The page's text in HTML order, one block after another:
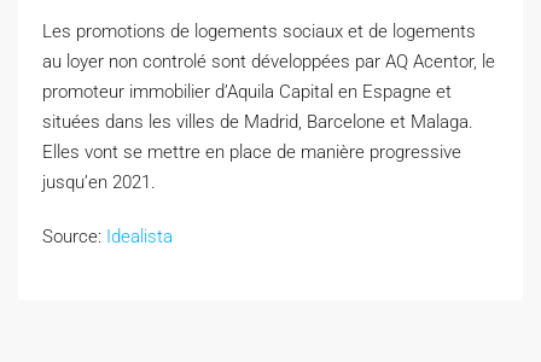
Les promotions de logements sociaux et de logements
au loyer non controlé sont développées par AQ Acentor, le
promoteur immobilier d’Aquila Capital en Espagne et
situées dans les villes de Madrid, Barcelone et Malaga.
Elles vont se mettre en place de manière progressive
jusqu’en 2021.
Source: Idealista